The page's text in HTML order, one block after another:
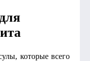
которые всего